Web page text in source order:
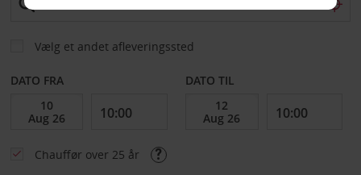
Vælg et andet afleveringssted
DATO FRA DATO TIL
Chauffør over 25 år